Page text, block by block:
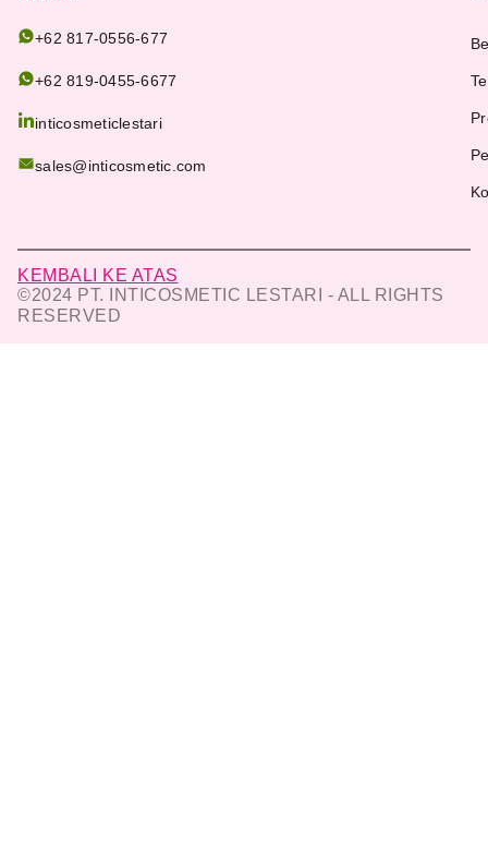
+62 817-0556-677
+62 819-0455-6677
inticosmeticlestari
sales@inticosmetic.com
KEMBALI KE ATAS
©2024 PT. INTICOSMETIC LESTARI - ALL RIGHTS
RESERVED